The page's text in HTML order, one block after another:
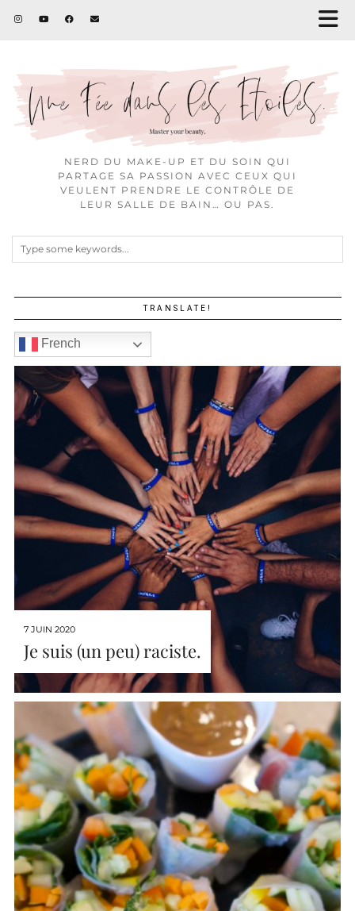
NERD DU MAKE-UP ET DU SOIN QUI
PARTAGE SA PASSION AVEC CEUX QUI
VEULENT PRENDRE LE CONTRÔLE DE
LEUR SALLE DE BAIN… OU PAS.
TRANSLATE!
French
7 JUIN 2020
Je suis (un peu) raciste.